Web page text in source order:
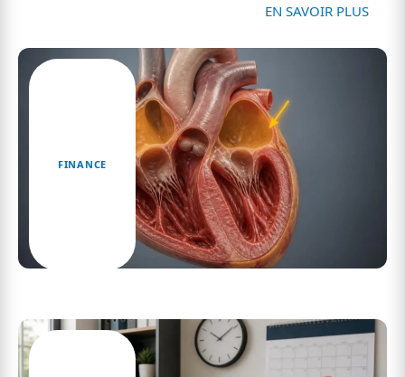
EN SAVOIR PLUS
FINANCE